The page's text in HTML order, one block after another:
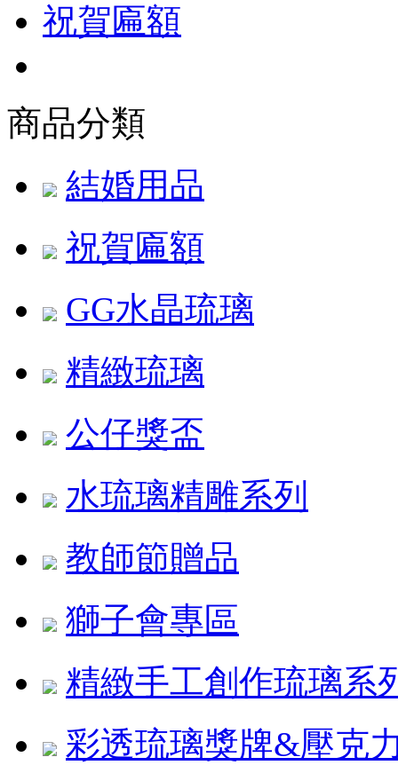
祝賀匾額
商品分類
結婚用品
祝賀匾額
GG水晶琉璃
精緻琉璃
公仔獎盃
水琉璃精雕系列
教師節贈品
獅子會專區
精緻手工創作琉璃系
彩透琉璃獎牌&壓克